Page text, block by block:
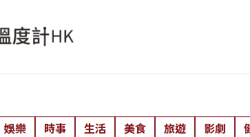
娛樂 時事 生活 美食 旅遊 影劇